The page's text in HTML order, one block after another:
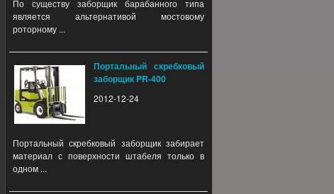
По существу заборщик барабанного типа
является альтернативой мостовому
роторному ...
Портальный скребковый
заборщик PR-400
Портальный скребковый заборщик забирает
материал с поверхности штабеля только в
одном ...
2012-12-24